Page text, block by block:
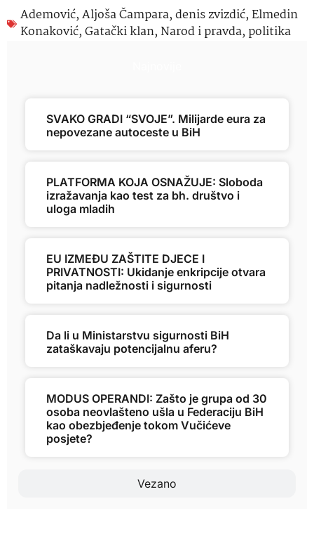
Ademović,Aljoša Čampara,denis zvizdić,Elmedin
Konaković,Gatački klan,Narod i pravda, politika
Vezano
SVAKO GRADI “SVOJE”. Milijarde eura za
nepovezane autoceste u BiH
PLATFORMA KOJA OSNAŽUJE: Sloboda
izražavanja kao test za bh. društvo i
uloga mladih
EU IZMEĐU ZAŠTITE DJECE I
PRIVATNOSTI: Ukidanje enkripcije otvara
pitanja nadležnosti i sigurnosti
Da li u Ministarstvu sigurnosti BiH
zataškavaju potencijalnu aferu?
MODUS OPERANDI: Zašto je grupa od 30
osoba neovlašteno ušla u Federaciju BiH
kao obezbjeđenje tokom Vučićeve
posjete?